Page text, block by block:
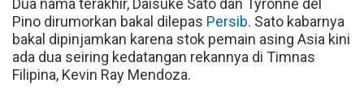
Dua nama terakhir, Daisuke Sato dan Tyronne del
Pino dirumorkan bakal dilepas Persib. Sato kabarnya
bakal dipinjamkan karena stok pemain asing Asia kini
ada dua seiring kedatangan rekannya di Timnas
Filipina, Kevin Ray Mendoza.